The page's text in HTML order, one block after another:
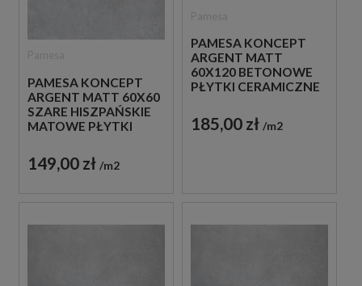
PAMESA KONCEPT
ARGENT MATT 60X60
SZARE HISZPAŃSKIE
MATOWE PŁYTKI
149,00 zł m2
PAMESA KONCEPT
ARGENT MATT
60X120 BETONOWE
PŁYTKI CERAMICZNE
SZAROŚCI
HISZPAŃSKIE
185,00 zł m2